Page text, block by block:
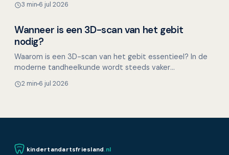
zijn…
3 min 6 jul 2026
Overig nieuws
Wanneer is een 3D-scan van het gebit
nodig?
Waarom is een 3D-scan van het gebit essentieel? In de
moderne tandheelkunde wordt steeds vaker
om een gedetai…
2 min 6 jul 2026
kindertandartsfriesland.nl